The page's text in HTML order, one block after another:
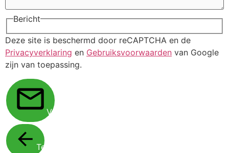
Bericht
Deze site is beschermd door reCAPTCHA en de
Privacyverklaring en Gebruiksvoorwaarden van Google
zijn van toepassing.
Verstuur
Terug